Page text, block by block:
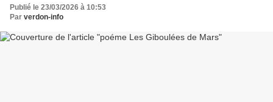
Publié le 23/03/2026 à 10:53
Par verdon-info